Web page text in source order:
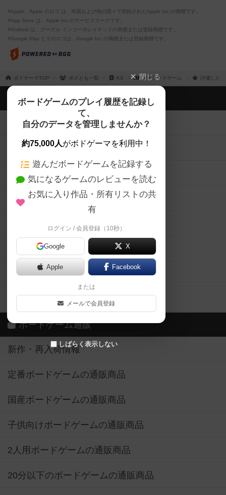
※Apple、Apple のロゴ は、米国および他の国々で登録されたApple Inc.の商標です。
※App Store は、Apple Inc.のサービスマークです。
※Android は、グーグル インコーポレイテッドの商標または登録商標です。
※Google Play とそのロゴは、Google Inc.の商標または登録商標です。
ボドゲーマTOP ボドとも一覧 KS マイボードゲーム 評価した
閉じる
ボードゲームのプレイ履歴を記録し
て、
自分のデータを管理しませんか？
約75,000人がボドゲーマを利用中！
遊んだボードゲームを記録する
気になるゲームのレビューを読む
お気に入り作品・所有リストの共
有
ログイン / 会員登録（10秒）
Google X
Apple Facebook
または
メールで会員登録
しばらく表示しない
ボドゲーマTOP
ボードゲームを検索する
ボードゲームの新着レビュー
ボードゲーム会情報
メカニクス特集
掲示板・トピックス
ボドとも・会員一覧
ボードゲーム業界コラム
ボドゲーマご利用案内
ボードゲーム通販
新作・再入荷情報
定番ボードゲームの通販商品
国産ボードゲームの通販商品
子供向けボードゲームの通販商品
2人用ボードゲームの通販商品
20分以下のボードゲームの通販商品